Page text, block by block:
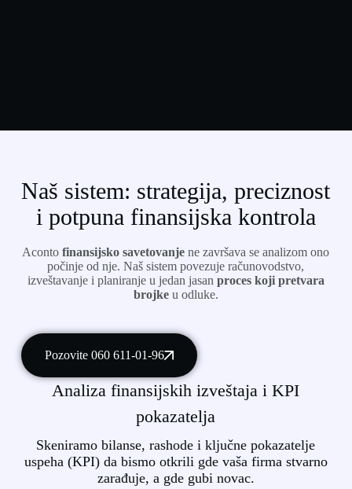
Naš sistem: strategija, preciznost
i potpuna finansijska kontrola
Aconto finansijsko savetovanje ne završava se analizom ono
počinje od nje. Naš sistem povezuje računovodstvo,
izveštavanje i planiranje u jedan jasan proces koji pretvara
brojkeu odluke.
Pozovite 060 611-01-96
Analiza finansijskih izveštaja i KPI
pokazatelja
Skeniramo bilanse, rashode i ključne pokazatelje
uspeha (KPI) da bismo otkrili gde vaša firma stvarno
zarađuje, a gde gubi novac.